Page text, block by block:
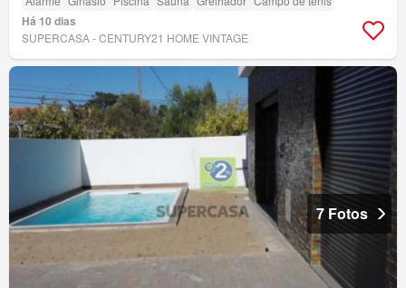
Há 10 dias
SUPERCASA - CENTURY21 HOME VINTAGE
7 Fotos